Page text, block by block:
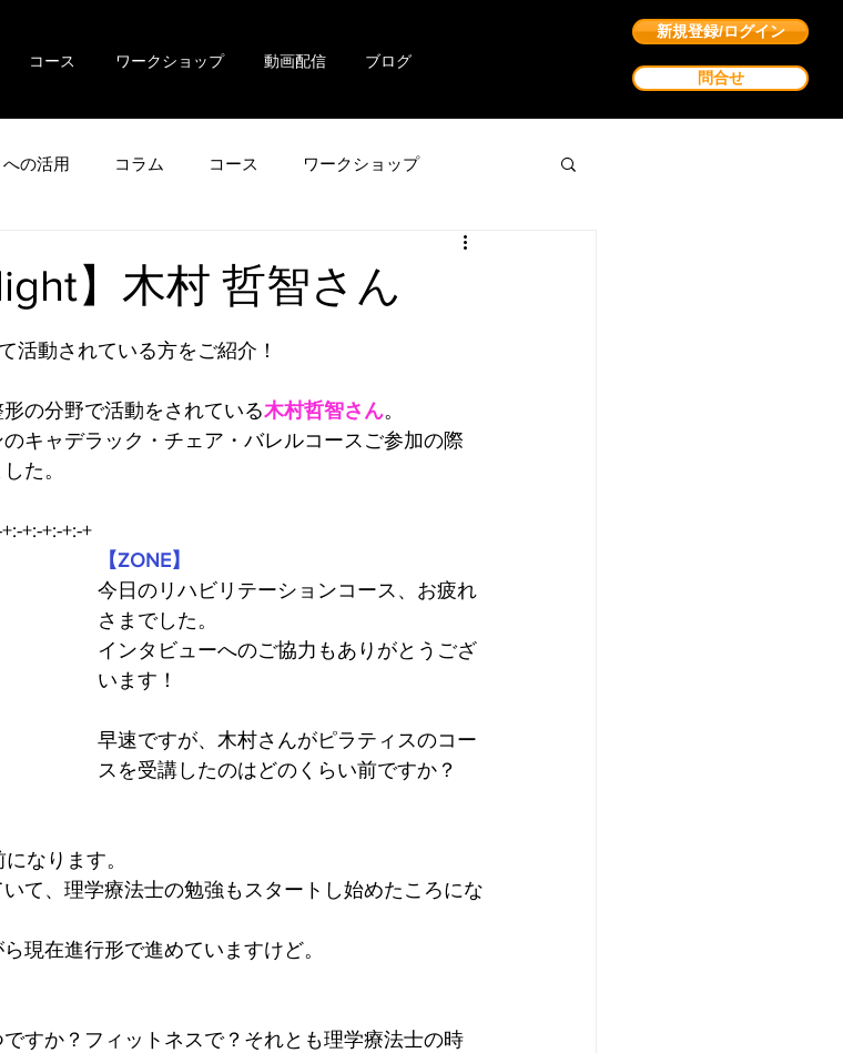
コース ワークショップ 動画配信 ブログ
新規登録/ログイン
問合せ
への活用 コラム コース ワークショップ
】木村 哲智さん
活動されている方をご紹介！
の分野で活動をされている木村哲智さん。
キャデラック・チェア・バレルコースご参加の際
た。
+:-+:-+:-+
【ZONE】
今日のリハビリテーションコース、お疲れ
さまでした。
インタビューへのご協力もありがとうござ
います！
早速ですが、木村さんがピラティスのコー
スを受講したのはどのくらい前ですか？
なります。
て、理学療法士の勉強もスタートし始めたころにな
現在進行形で進めていますけど。
すか？フィットネスで？それとも理学療法士の時